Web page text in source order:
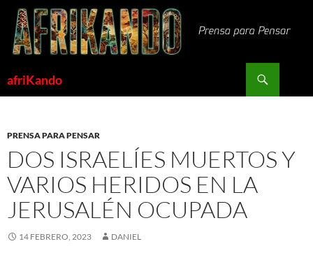
Saltar
contenido
afriKando
PRENSA PARA PENSAR
DOS ISRAELÍES MUERTOS Y
VARIOS HERIDOS EN LA
JERUSALÉN OCUPADA
14 FEBRERO, 2023 DANIEL